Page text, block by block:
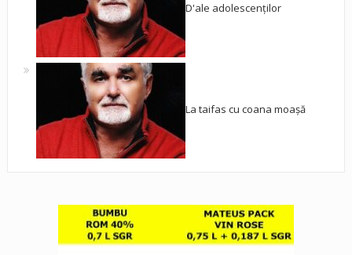
D'ale adolescenților
La taifas cu coana moașă